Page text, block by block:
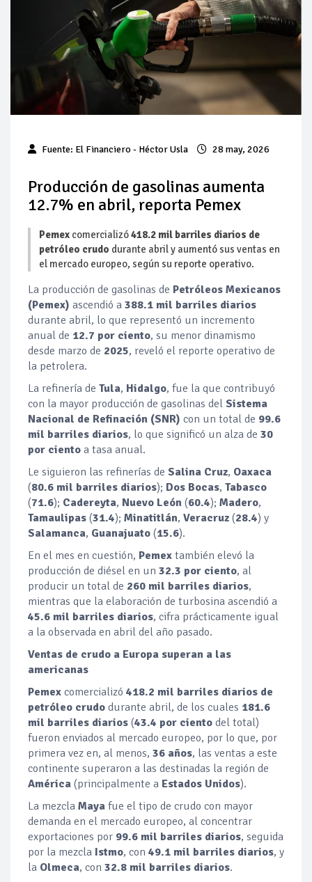
Pierde Pemex 71 millones de pesos al día por
"procesadoras" ilegales
Pacto dispara 83% ventas diésel Pemex
Incertidumbre regulatoria pone a prueba las inversiones de
las Estaciones de Servicio familiares
espera estabilización del mercado
Baja 5% más el precio internacional del crudo por posible
acuerdo de paz
Petróleo continúa su descenso en el mercado internacional
Fuente: El Financiero- Héctor Usla 28 may, 2026
Producción de gasolinas aumenta
12.7% en abril, reporta Pemex
Pemex comercializó418.2 mil barriles diarios de
petróleo crudo durante abril y aumentó sus ventas en
el mercado europeo, según su reporte operativo.
La producción de gasolinas de Petróleos Mexicanos
(Pemex) ascendió a 388.1 mil barriles diarios
durante abril, lo que representó un incremento
anual de 12.7 por ciento, su menor dinamismo
desde marzo de 2025, reveló el reporte operativo de
la petrolera.
La refinería de Tula, Hidalgo, fue la que contribuyó
con la mayor producción de gasolinas del Sistema
Nacional de Refinación (SNR) con un total de 99.6
mil barriles diarios, lo que significó un alza de 30
por ciento a tasa anual.
Le siguieron las refinerías de Salina Cruz, Oaxaca
(80.6 mil barriles diarios); Dos Bocas, Tabasco
(71.6); Cadereyta, Nuevo León (60.4); Madero,
Tamaulipas (31.4); Minatitlán, Veracruz (28.4) y
Salamanca, Guanajuato (15.6).
En el mes en cuestión, Pemex también elevó la
producción de diésel en un 32.3 por ciento, al
producir un total de 260 mil barriles diarios,
mientras que la elaboración de turbosina ascendió a
45.6 mil barriles diarios, cifra prácticamente igual
a la observada en abril del año pasado.
Ventas de crudo a Europa superan a las
americanas
Pemex comercializó 418.2 mil barriles diarios de
petróleo crudo durante abril, de los cuales 181.6
mil barriles diarios (43.4 por ciento del total)
fueron enviados al mercado europeo, por lo que, por
primera vez en, al menos, 36 años, las ventas a este
continente superaron a las destinadas la región de
América (principalmente a Estados Unidos).
La mezcla Maya fue el tipo de crudo con mayor
demanda en el mercado europeo, al concentrar
exportaciones por 99.6 mil barriles diarios, seguida
por la mezcla Istmo, con 49.1 mil barriles diarios, y
la Olmeca, con 32.8 mil barriles diarios.